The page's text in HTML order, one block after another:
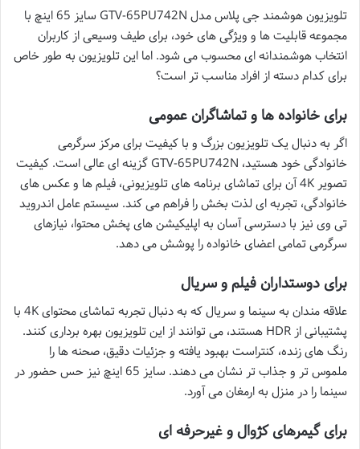
تلویزیون هوشمند جی پلاس مدل GTV-65PU742N سایز 65 اینچ با
مجموعه قابلیت ها و ویژگی های خود، برای طیف وسیعی از کاربران
انتخاب هوشمندانه ای محسوب می شود. اما این تلویزیون به طور خاص
برای کدام دسته از افراد مناسب تر است؟
برای خانواده ها و تماشاگران عمومی
اگر به دنبال یک تلویزیون بزرگ و با کیفیت برای مرکز سرگرمی
خانوادگی خود هستید، GTV-65PU742N گزینه ای عالی است. کیفیت
تصویر 4K آن برای تماشای برنامه های تلویزیونی، فیلم ها و عکس های
خانوادگی، تجربه ای لذت بخش را فراهم می کند. سیستم عامل اندروید
تی وی نیز با دسترسی آسان به اپلیکیشن های پخش محتوا، نیازهای
سرگرمی تمامی اعضای خانواده را پوشش می دهد.
برای دوستداران فیلم و سریال
علاقه مندان به سینما و سریال که به دنبال تجربه تماشای محتوای 4K با
پشتیبانی از HDR هستند، می توانند از این تلویزیون بهره برداری کنند.
رنگ های زنده، کنتراست بهبود یافته و جزئیات دقیق، صحنه ها را
ملموس تر و جذاب تر نشان می دهند. سایز 65 اینچ نیز حس حضور در
سینما را در منزل به ارمغان می آورد.
برای گیمرهای کژوال و غیرحرفه ای